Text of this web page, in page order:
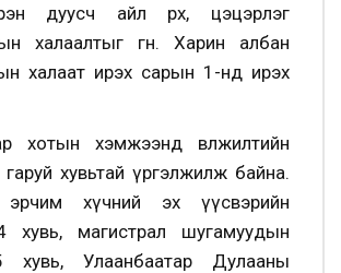
дуусч айл өрх, цэцэрлэг
халаалтыг өгнө. Харин албан
халаат ирэх сарын 1-нд ирэх
хотын хэмжээнд өвөлжилтийн
хувьтай үргэлжилж байна.
эрчим хүчний эх үүсвэрийн
хувь, магистрал шугамуудын
хувь, Улаанбаатар Дулааны